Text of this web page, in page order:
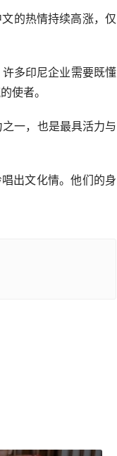
的热情持续高涨，仅
多印尼企业需要既懂
使者。
一，也是最具活力与
出文化情。他们的身